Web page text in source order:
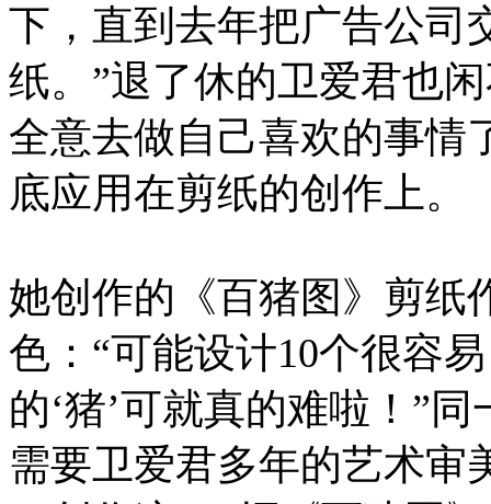
下，直到去年把广告公司
纸。”退了休的卫爱君也
全意去做自己喜欢的事情
底应用在剪纸的创作上。
她创作的《百猪图》剪纸
色：“可能设计10个很容
的‘猪’可就真的难啦！”
需要卫爱君多年的艺术审